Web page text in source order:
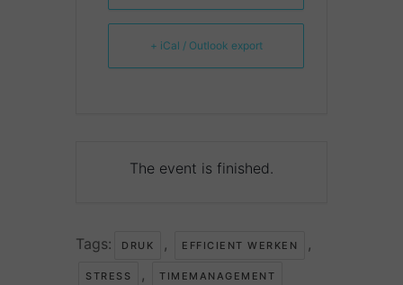
+ iCal / Outlook export
The event is finished.
Tags: DRUK , EFFICIENT WERKEN ,
STRESS , TIMEMANAGEMENT